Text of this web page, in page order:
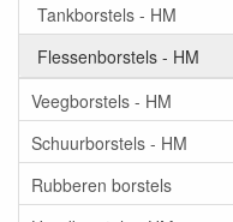
Tankborstels - HM
Flessenborstels - HM
Veegborstels - HM
Schuurborstels - HM
Rubberen borstels